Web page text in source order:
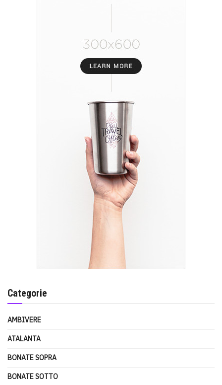
Categorie
AMBIVERE
ATALANTA
BONATE SOPRA
BONATE SOTTO